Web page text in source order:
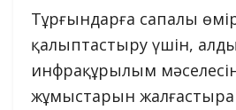
Тұрғындарға сапалы
қалыптастыру үшін,
инфрақұрылым
жұмыстарын жалғастыра